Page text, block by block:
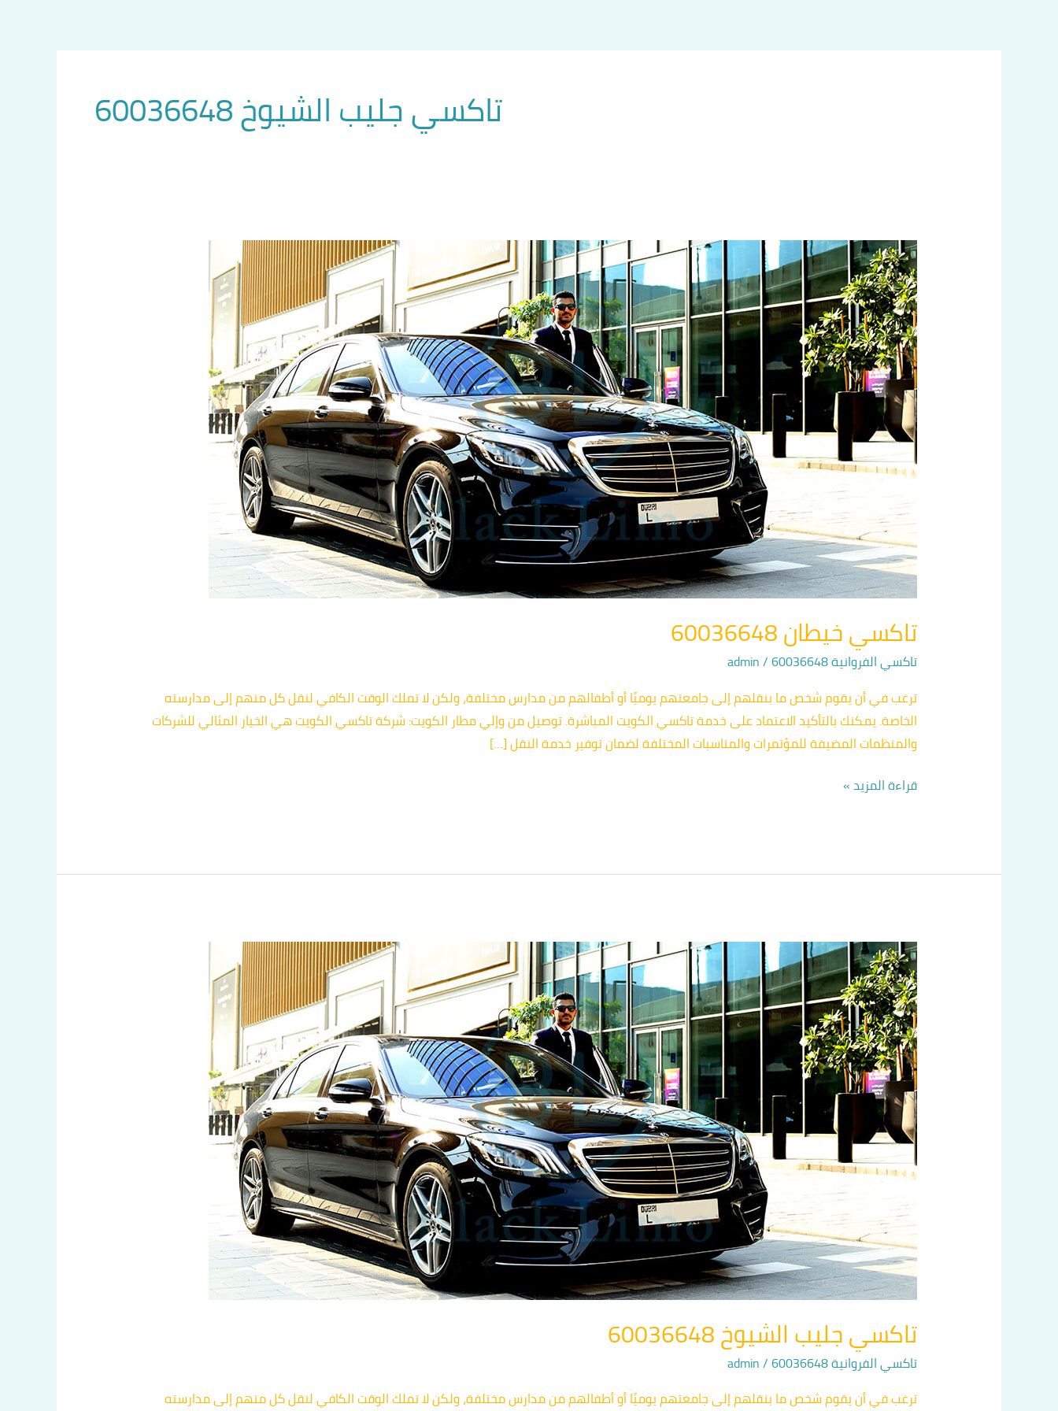
تاكسي جليب الشيوخ 60036648
تاكسي خيطان 60036648
تاكسي الفروانية 60036648 /
admin
ترغب في أن يقوم شخص ما بنقلهم إلى جامعتهم يوميًا أو أطفالهم من مدارس مختلفة، ولكن لا تملك الوقت الكافي لنقل كل منهم إلى مدارسته
الخاصة. يمكنك بالتأكيد الاعتماد على خدمة تاكسي الكويت المباشرة. توصيل من وإلي مطار الكويت: شركة تاكسي الكويت هي الخيار المثالي للشركات
والمنظمات المضيفة للمؤتمرات والمناسبات المختلفة لضمان توفير خدمة النقل […]
تاكسي
خيطان
60036648
قراءة المزيد »
تاكسي جليب الشيوخ 60036648
تاكسي الفروانية 60036648 /
admin
ترغب في أن يقوم شخص ما بنقلهم إلى جامعتهم يوميًا أو أطفالهم من مدارس مختلفة، ولكن لا تملك الوقت الكافي لنقل كل منهم إلى مدارسته
تاكسي
جليب
الشيوخ
60036648